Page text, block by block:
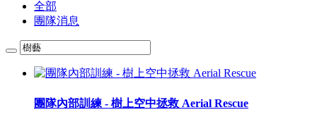
全部
團隊消息
團隊內部訓練 - 樹上空中拯救 Aerial Rescue